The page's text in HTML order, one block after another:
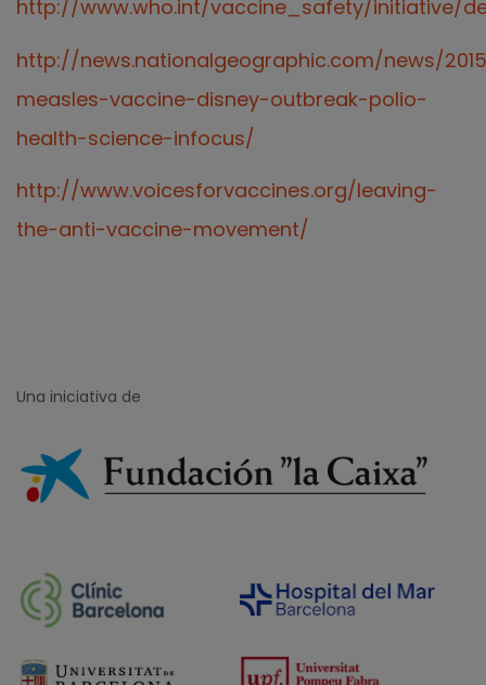
http://www.who.int/vaccine_safety/initiative/
http://news.nationalgeographic.com/news/
measles-vaccine-disney-outbreak-polio-
health-science-infocus/
http://www.voicesforvaccines.org/leaving-
the-anti-vaccine-movement/
Una iniciativa de